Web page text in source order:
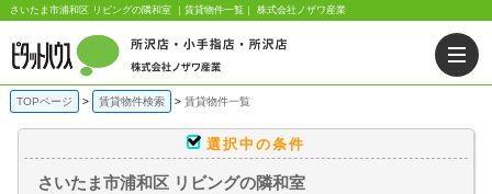
さいたま市浦和区 リビングの隣和室 ｜賃貸物件一覧｜ 株式会社ノザワ産業
TOPページ 賃貸物件検索 賃貸物件一覧
選択中の条件
さいたま市浦和区 リビングの隣和室